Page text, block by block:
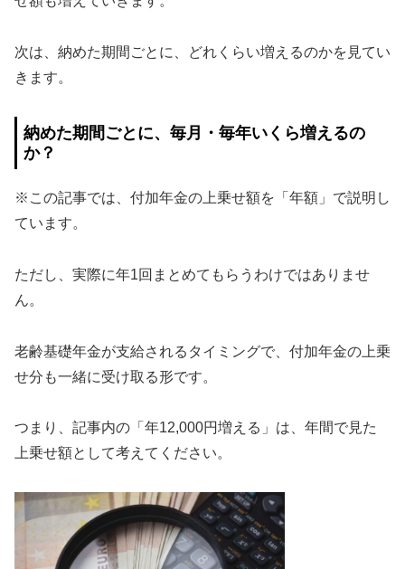
次は、納めた期間ごとに、どれくらい増えるのかを見てい
きます。
納めた期間ごとに、毎月・毎年いくら増えるの
か？
※この記事では、付加年金の上乗せ額を「年額」で説明し
ています。
ただし、実際に年1回まとめてもらうわけではありませ
ん。
老齢基礎年金が支給されるタイミングで、付加年金の上乗
せ分も一緒に受け取る形です。
つまり、記事内の「年12,000円増える」は、年間で見た
上乗せ額として考えてください。